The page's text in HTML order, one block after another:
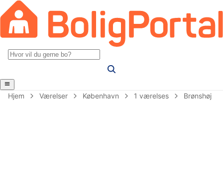
Hjem Værelser København 1 værelses Brønshøj